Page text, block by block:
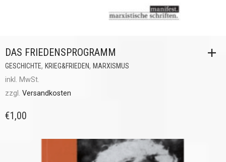
DAS FRIEDENSPROGRAMM
GESCHICHTE, KRIEG&FRIEDEN, MARXISMUS
inkl. MwSt.
zzgl. Versandkosten
€1,00